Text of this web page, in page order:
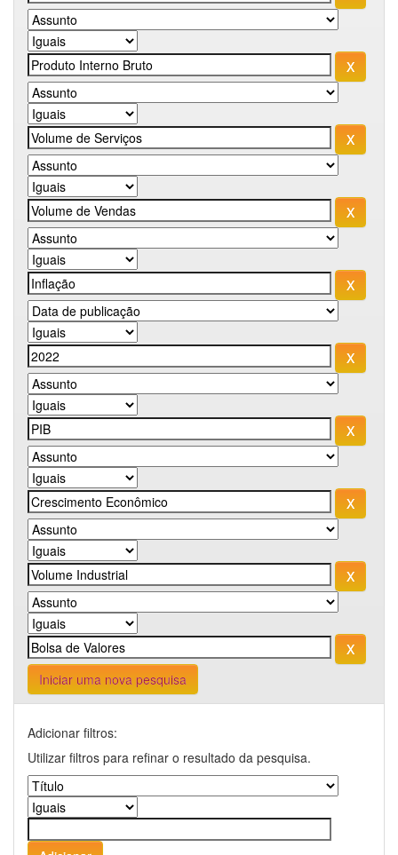
Iniciar uma nova pesquisa
Adicionar filtros:
Utilizar filtros para refinar o resultado da pesquisa.